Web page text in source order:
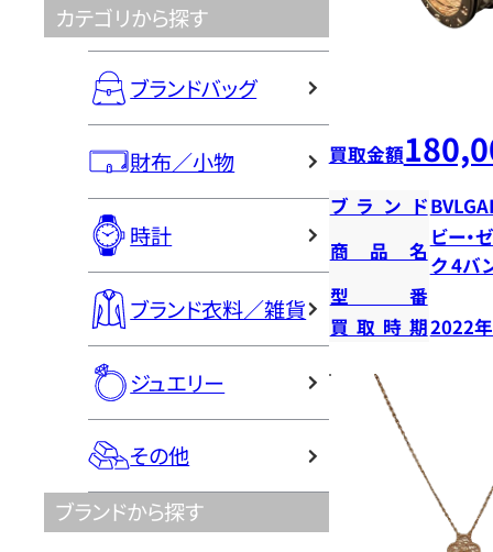
カテゴリから探す
ブランドバッグ
財布／小物
時計
ブランド衣料／雑貨
ジュエリー
その他
ブランドから探す
買取金額
ブランド
商品名
ビー・
ク 4バ
型番
買取時期2022